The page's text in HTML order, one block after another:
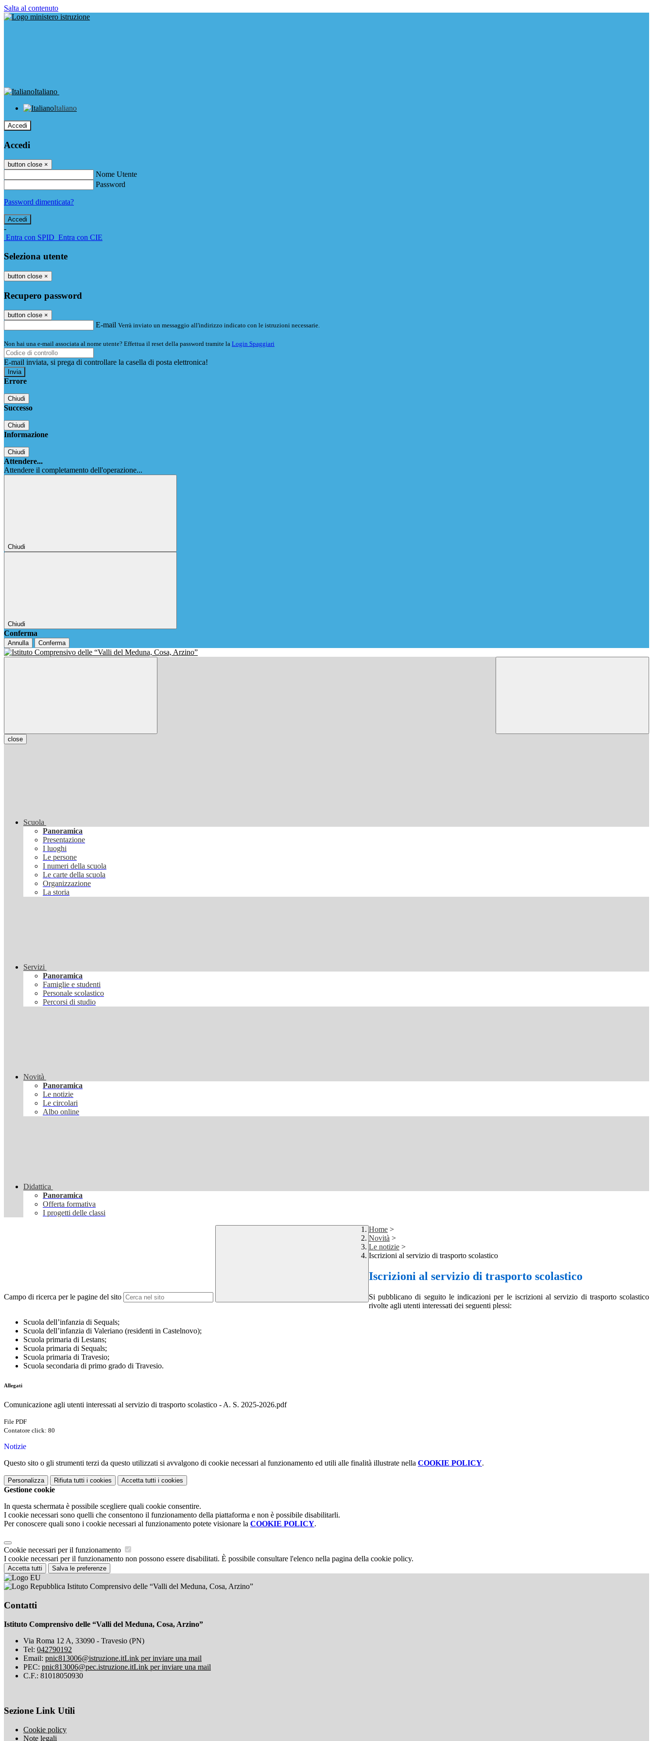
Salta al contenuto
Italiano
Italiano
Accedi
Accedi
button close ×
Nome Utente
Password
Password dimenticata?
-
Entra con SPID Entra con CIE
Seleziona utente
button close ×
Recupero password
button close ×
E-mail Verrà inviato un messaggio all'indirizzo indicato con le istruzioni necessarie.
Non hai una e-mail associata al nome utente? Effettua il reset della password tramite la Login Spaggiari
E-mail inviata, si prega di controllare la casella di posta elettronica!
Errore
Chiudi
Successo
Chiudi
Informazione
Chiudi
Attendere...
Attendere il completamento dell'operazione...
Chiudi
Chiudi
Conferma
Annulla Conferma
close
Scuola
Panoramica
Presentazione
I luoghi
Le persone
I numeri della scuola
Le carte della scuola
Organizzazione
La storia
Servizi
Panoramica
Famiglie e studenti
Personale scolastico
Percorsi di studio
Novità
Panoramica
Le notizie
Le circolari
Albo online
Didattica
Panoramica
Offerta formativa
I progetti delle classi
Campo di ricerca per le pagine del sito
Home >
Novità >
Le notizie >
Iscrizioni al servizio di trasporto scolastico
Iscrizioni al servizio di trasporto scolastico
Si pubblicano di seguito le indicazioni per le iscrizioni al servizio di trasporto scolastico
rivolte agli utenti interessati dei seguenti plessi:
Scuola dell’infanzia di Sequals;
Scuola dell’infanzia di Valeriano (residenti in Castelnovo);
Scuola primaria di Lestans;
Scuola primaria di Sequals;
Scuola primaria di Travesio;
Scuola secondaria di primo grado di Travesio.
Allegati
Comunicazione agli utenti interessati al servizio di trasporto scolastico - A. S. 2025-2026.pdf
File PDF
Contatore click: 80
Notizie
Questo sito o gli strumenti terzi da questo utilizzati si avvalgono di cookie necessari al funzionamento ed utili alle finalità illustrate nella COOKIE POLICY.
Personalizza Rifiuta tutti i cookies Accetta tutti i cookies
Gestione cookie
In questa schermata è possibile scegliere quali cookie consentire.
I cookie necessari sono quelli che consentono il funzionamento della piattaforma e non è possibile disabilitarli.
Per conoscere quali sono i cookie necessari al funzionamento potete visionare la COOKIE POLICY.
Cookie necessari per il funzionamento
I cookie necessari per il funzionamento non possono essere disabilitati. È possibile consultare l'elenco nella pagina della cookie policy.
Accetta tutti Salva le preferenze
Istituto Comprensivo delle “Valli del Meduna, Cosa, Arzino”
Contatti
Istituto Comprensivo delle “Valli del Meduna, Cosa, Arzino”
Via Roma 12 A, 33090 - Travesio (PN)
Tel: 042790192
Email: pnic813006@istruzione.itLink per inviare una mail
PEC: pnic813006@pec.istruzione.itLink per inviare una mail
C.F.: 81018050930
Sezione Link Utili
Cookie policy
Note legali